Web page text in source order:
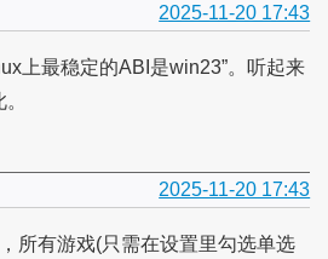
2025-11-20 17:43
上最稳定的ABI是win23”。听起来
2025-11-20 17:43
所有游戏(只需在设置里勾选单选